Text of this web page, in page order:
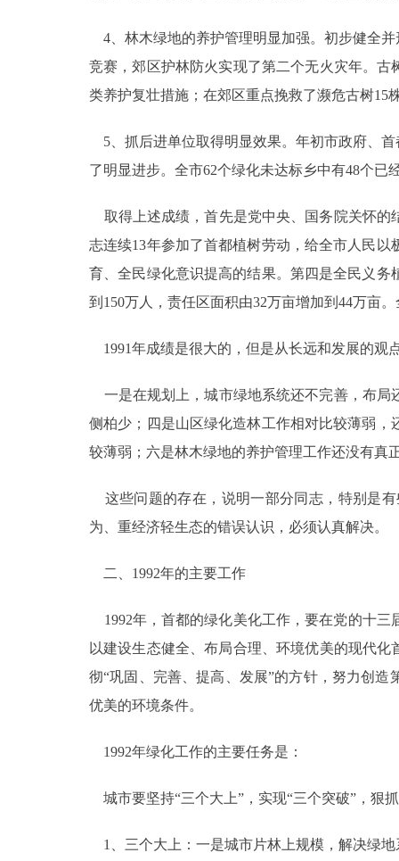
4、林木绿地的养护管理明显加强。初步健全
竞赛，郊区护林防火实现了第二个无火灾年。古
类养护复壮措施；在郊区重点挽救了濒危古树15
5、抓后进单位取得明显效果。年初市政府、
了明显进步。全市62个绿化未达标乡中有48个已
取得上述成绩，首先是党中央、国务院关怀的
志连续13年参加了首都植树劳动，给全市人民
育、全民绿化意识提高的结果。第四是全民义
到150万人，责任区面积由32万亩增加到44万亩
1991年成绩是很大的，但是从长远和发展的观
一是在规划上，城市绿地系统还不完善，布局
侧柏少；四是山区绿化造林工作相对比较薄弱
较薄弱；六是林木绿地的养护管理工作还没有真
这些问题的存在，说明一部分同志，特别是
为、重经济轻生态的错误认识，必须认真解决。
二、1992年的主要工作
1992年，首都的绿化美化工作，要在党的十三
以建设生态健全、布局合理、环境优美的现代
彻“巩固、完善、提高、发展”的方针，努力创
优美的环境条件。
1992年绿化工作的主要任务是：
城市要坚持“三个大上”，实现“三个突破”，狠
1、三个大上：一是城市片林上规模，解决绿地